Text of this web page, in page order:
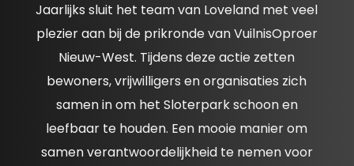
Jaarlijks sluit het team van Loveland met veel
plezier aan bij de prikronde van VuilnisOproer
Nieuw-West. Tijdens deze actie zetten
bewoners, vrijwilligers en organisaties zich
samen in om het Sloterpark schoon en
leefbaar te houden. Een mooie manier om
samen verantwoordelijkheid te nemen voor